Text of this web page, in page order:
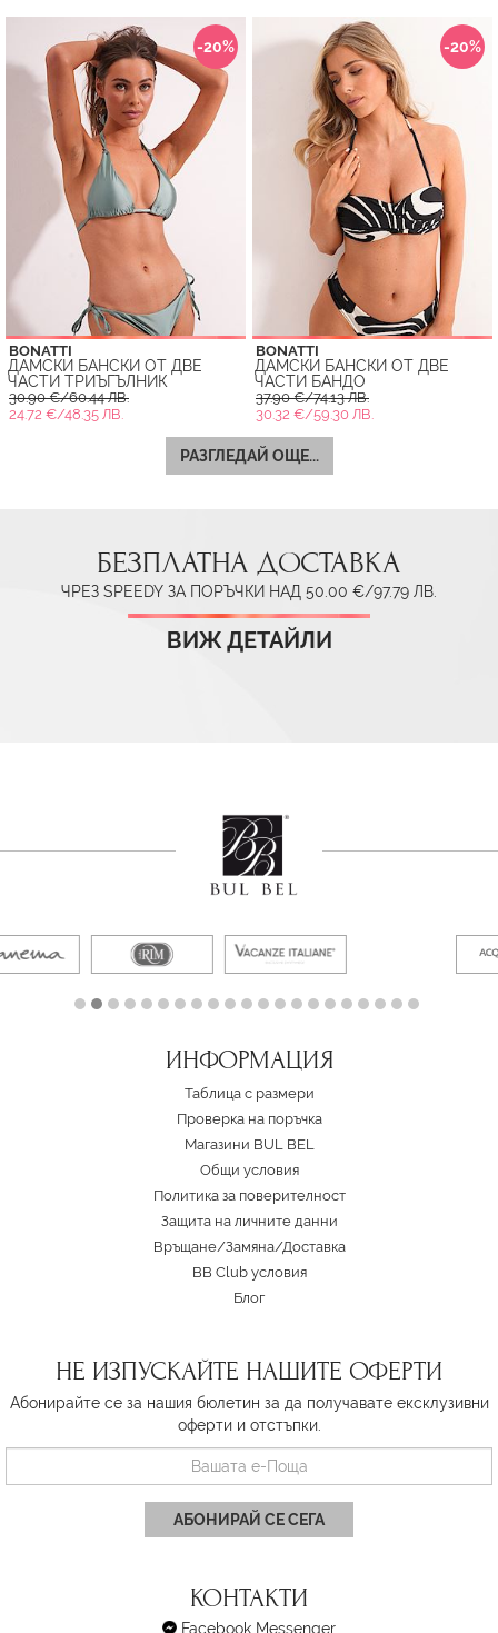
-20%
BONATTI
ДАМСКИ БАНСКИ ОТ ДВЕ
ЧАСТИ ТРИЪГЪЛНИК
30.90 €/60.44 ЛВ.
24.72 €/48.35 ЛВ.
-20%
BONATTI
ДАМСКИ БАНСКИ ОТ ДВЕ
ЧАСТИ БАНДО
37.90 €/74.13 ЛВ.
30.32 €/59.30 ЛВ.
РАЗГЛЕДАЙ ОЩЕ...
БЕЗПЛАТНА ДОСТАВКА
ЧРЕЗ SPEEDY ЗА ПОРЪЧКИ НАД 50.00 €/97.79 ЛВ.
ВИЖ ДЕТАЙЛИ
ИНФОРМАЦИЯ
Таблица с размери
Проверка на поръчка
Магазини BUL BEL
Oбщи условия
Политика за поверителност
Защита на личните данни
Връщане/Замяна/Доставка
BB Club условия
Блог
НЕ ИЗПУСКАЙТЕ НАШИТЕ ОФЕРТИ
Абонирайте се за нашия бюлетин за да получавате ексклузивни
оферти и отстъпки.
АБОНИРАЙ СЕ СЕГА
КОНТАКТИ
Facebook Messenger